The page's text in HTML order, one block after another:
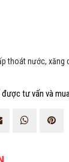
thoát nước, xăng
tư vấn và